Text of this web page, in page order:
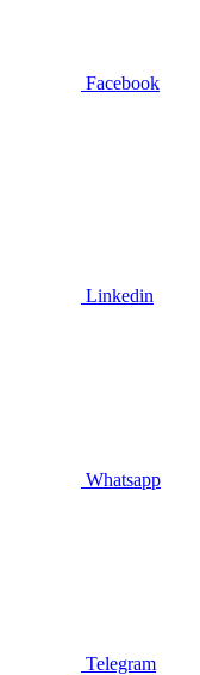
Facebook
Linkedin
Whatsapp
Telegram